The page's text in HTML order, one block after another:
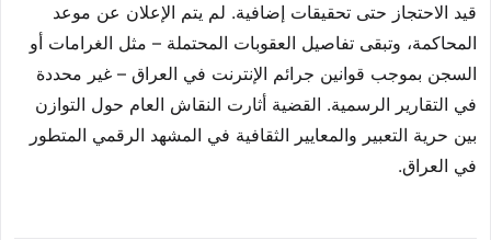
قيد الاحتجاز حتى تحقيقات إضافية. لم يتم الإعلان عن موعد
المحاكمة، وتبقى تفاصيل العقوبات المحتملة – مثل الغرامات أو
السجن بموجب قوانين جرائم الإنترنت في العراق – غير محددة
في التقارير الرسمية. القضية أثارت النقاش العام حول التوازن
بين حرية التعبير والمعايير الثقافية في المشهد الرقمي المتطور
في العراق.